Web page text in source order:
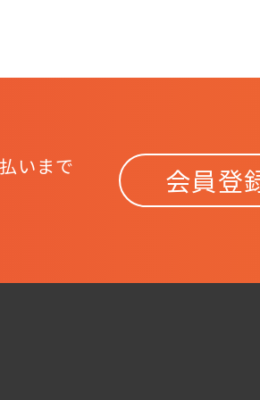
いまで
会員登